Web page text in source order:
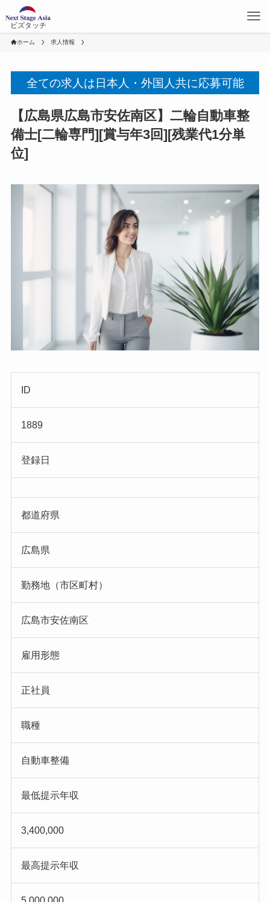
ビズタッチ
ホーム 求人情報
全ての求人は日本人・外国人共に応募可能
【広島県広島市安佐南区】二輪自動車整
備士[二輪専門][賞与年3回][残業代1分単
位]
ID
1889
登録日
都道府県
広島県
勤務地（市区町村）
広島市安佐南区
雇用形態
正社員
職種
自動車整備
最低提示年収
3,400,000
最高提示年収